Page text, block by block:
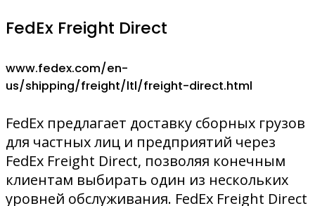
FedEx Freight Direct
www.fedex.com/en-
us/shipping/freight/ltl/freight-direct.html
FedEx предлагает доставку сборных грузов
для частных лиц и предприятий через
FedEx Freight Direct, позволяя конечным
клиентам выбирать один из нескольких
уровней обслуживания. FedEx Freight Direct